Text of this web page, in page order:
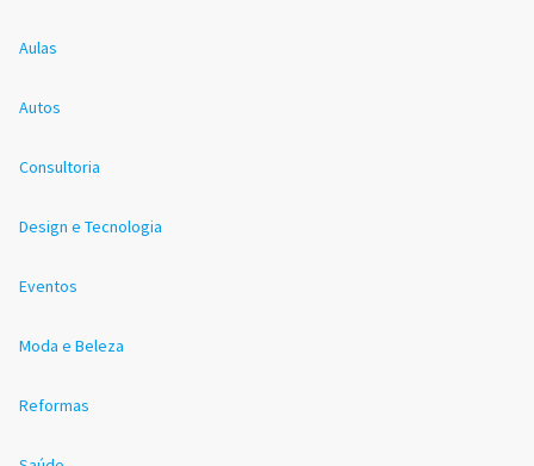
Aulas
Autos
Consultoria
Design e Tecnologia
Eventos
Moda e Beleza
Reformas